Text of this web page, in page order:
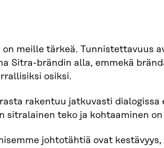
on meille tärkeä. Tunnistettavuus
Sitra-brändin alla, emmekä
osiksi.
rakentuu jatkuvasti
sitralainen teko ja kohtaaminen
johtotähtiä ovat